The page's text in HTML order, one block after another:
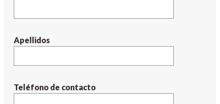
Apellidos
Teléfono de contacto